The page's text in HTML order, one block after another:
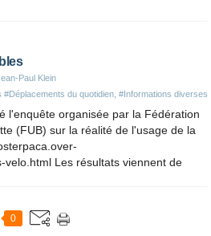
Paul Klein
#Déplacements du quotidien #Informations diverses
l'enquête organisée par la Fédération
(FUB) sur la réalité de l'usage de la
velo.html Les résultats viennent de
0